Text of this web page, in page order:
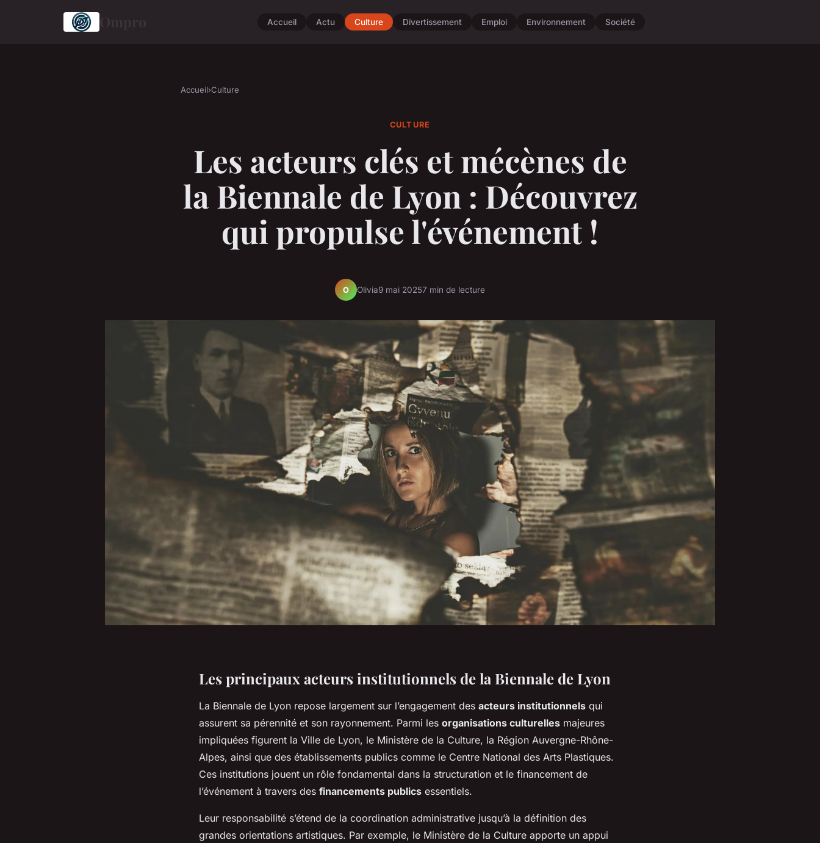
Accueil Actu Culture Divertissement Emploi Environnement Société
Accueil›Culture
CULTURE
Les acteurs clés et mécènes de
la Biennale de Lyon : Découvrez
qui propulse l'événement !
O Olivia9 mai 20257 min de lecture
Les principaux acteurs institutionnels de la Biennale de Lyon
La Biennale de Lyon repose largement sur l’engagement des acteurs institutionnels qui
assurent sa pérennité et son rayonnement. Parmi les organisations culturelles majeures
impliquées figurent la Ville de Lyon, le Ministère de la Culture, la Région Auvergne-Rhône-
Alpes, ainsi que des établissements publics comme le Centre National des Arts Plastiques.
Ces institutions jouent un rôle fondamental dans la structuration et le financement de
l’événement à travers des financements publics essentiels.
Leur responsabilité s’étend de la coordination administrative jusqu’à la définition des
grandes orientations artistiques. Par exemple, le Ministère de la Culture apporte un appui